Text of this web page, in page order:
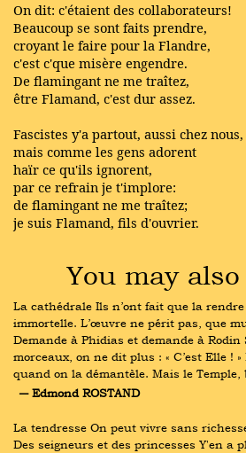
On dit: c'étaient des collaborateurs!
Beaucoup se sont faits prendre,
croyant le faire pour la Flandre,
c'est c'que misère engendre.
De flamingant ne me traîtez,
être Flamand, c'est dur assez.
Fascistes y'a partout, aussi chez nous,
mais comme les gens adorent
haïr ce qu'ils ignorent,
par ce refrain je t'implore:
de flamingant ne me traîtez;
je suis Flamand, fils d'ouvrier.
You may
La cathédrale Ils n’ont fait que la
immortelle. L’œuvre ne périt pas, que
Demande à Phidias et demande à Rodin
morceaux, on ne dit plus : « C’est Elle !
quand on la démantèle. Mais le
― Edmond ROSTAND
La tendresse On peut vivre sans
Des seigneurs et des princesses Y'en a